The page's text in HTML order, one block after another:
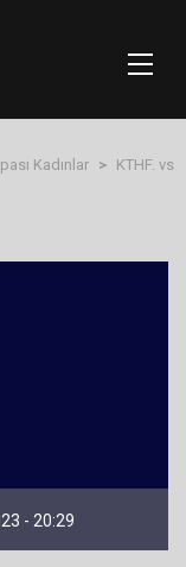
Kadınlar > KTHF. vs
- 20:29